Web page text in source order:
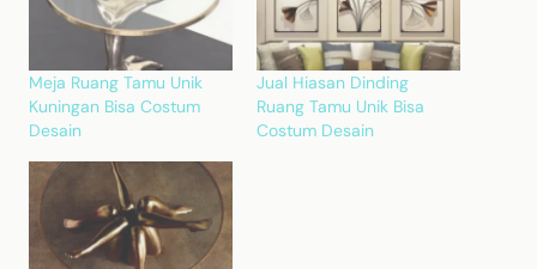
Meja Ruang Tamu Unik
Kuningan Bisa Costum
Desain
Jual Hiasan Dinding
Ruang Tamu Unik Bisa
Costum Desain